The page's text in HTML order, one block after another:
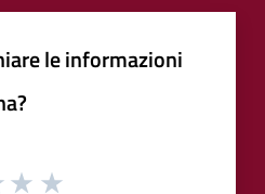
le informazioni